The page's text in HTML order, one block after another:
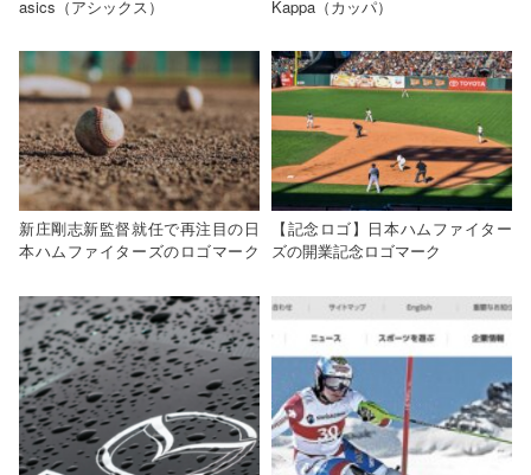
asics（アシックス） Kappa（カッパ）
新庄剛志新監督就任で再注目の日
本ハムファイターズのロゴマーク
【記念ロゴ】日本ハムファイター
ズの開業記念ロゴマーク